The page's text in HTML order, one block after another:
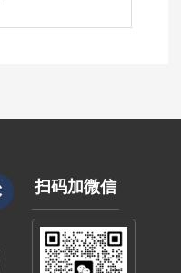
扫码加微信